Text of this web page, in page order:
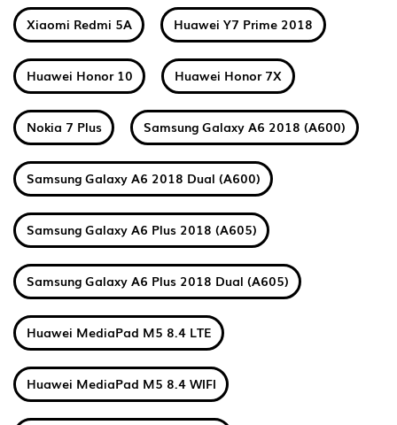
Xiaomi Redmi 5A Huawei Y7 Prime 2018
Huawei Honor 10 Huawei Honor 7X
Nokia 7 Plus Samsung Galaxy A6 2018 (A600)
Samsung Galaxy A6 2018 Dual (A600)
Samsung Galaxy A6 Plus 2018 (A605)
Samsung Galaxy A6 Plus 2018 Dual (A605)
Huawei MediaPad M5 8.4 LTE
Huawei MediaPad M5 8.4 WIFI